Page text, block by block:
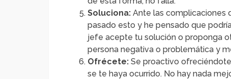
Soluciona: Ante las complicaciones
pasado esto y he pensado que
jefe acepte tu solución o proponga
persona negativa o problemática y
Ofrécete: Se proactivo
se te haya ocurrido. No hay nada